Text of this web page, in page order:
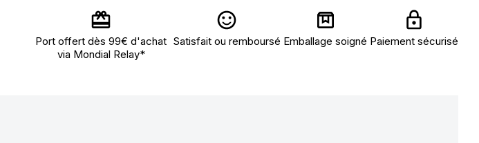
Port offert dès 99€ d'achat
via Mondial Relay*
Satisfait ou remboursé Emballage soigné Paiement sécurisé